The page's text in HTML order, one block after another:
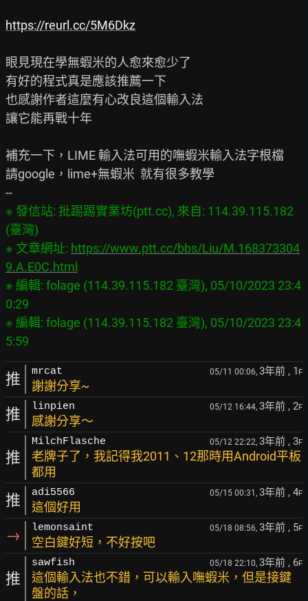
https://reurl.cc/5M6Dkz
眼見現在學無蝦米的人愈來愈少了
有好的程式真是應該推薦一下
也感謝作者這麼有心改良這個輸入法
讓它能再戰十年
補充一下，LIME 輸入法可用的嘸蝦米輸入法字根檔
請google，lime+無蝦米  就有很多教學
※ 發信站: 批踢踢實業坊(ptt.cc), 來自: 114.39.115.182
(臺灣)
※ 文章網址: https://www.ptt.cc/bbs/Liu/M.168373304
9.A.E0C.html
※ 編輯: folage (114.39.115.182 臺灣), 05/10/2023 23:4
0:29
※ 編輯: folage (114.39.115.182 臺灣), 05/10/2023 23:4
推 mrcat 05/11 00:06, 3年前 , 1 F
謝謝分享~
推 linpien 05/12 16:44, 3年前 , 2F
感謝分享～
推
MilchFlasche 05/12 22:22, 3年前 , 3F
老牌子了，我記得我2011、12那時用Android平板
都用
推 adi5566 05/15 00:31, 3年前 , 4F
這個好用
→ lemonsaint 05/18 08:56, 3年前 , 5F
空白鍵好短，不好按吧
推
sawfish 05/18 22:10, 3年前 , 6F
這個輸入法也不錯，可以輸入嘸蝦米，但是接鍵
盤的話，